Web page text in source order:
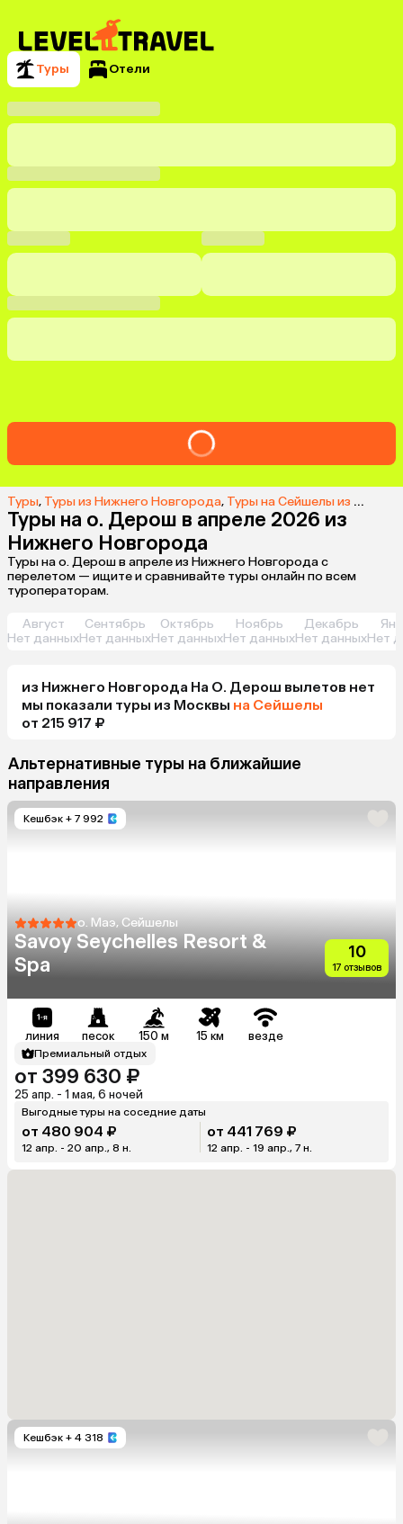
Туры Отели
Туры, Туры из Нижнего Новгорода, Туры на Сейшелы из Нижнего Новгорода
Туры на о. Дерош в апреле 2026 из
Нижнего Новгорода
Туры на о. Дерош в апреле из Нижнего Новгорода с
перелетом — ищите и сравнивайте туры онлайн по всем
туроператорам.
Август
Нет данных
Сентябрь
Нет данных
Октябрь
Нет данных
Ноябрь
Нет данных
Декабрь
Нет данныхНет
из Нижнего Новгорода На О. Дерош вылетов нет
мы показали туры из Москвы на Сейшелы
от 215 917 ₽
Альтернативные туры на ближайшие
направления
Кешбэк + 7 992
о. Маэ, Сейшелы
Savoy Seychelles Resort &
Spa
10
17 отзывов
линия песок 150 м 15 км везде
Премиальный отдых
от 399 630 ₽
25 апр. - 1 мая, 6 ночей
Выгодные туры на соседние даты
от 480 904 ₽
12 апр. - 20 апр., 8 н.
от 441 769 ₽
12 апр. - 19 апр., 7 н.
Кешбэк + 4 318